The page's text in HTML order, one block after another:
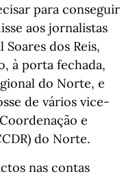
para conseguir
aos jornalistas
dos Reis,
à porta fechada,
do Norte, e
de vários vice-
e
do Norte.
nas contas